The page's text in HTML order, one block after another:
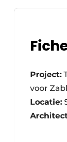
Project:
voor
Locatie: